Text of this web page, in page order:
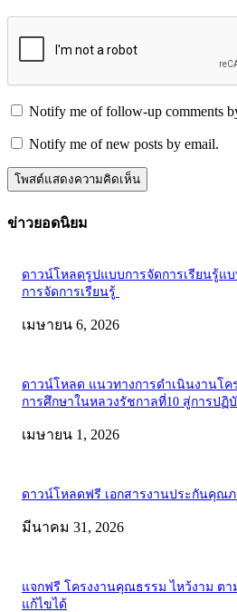
Notify me of follow-up comments
Notify me of new posts by email.
ข่าวยอดนิยม
ดาวน์โหลดรูปแบบการจัดการเรียนรู้แ
การจัดการเรียนรู้
เมษายน 6, 2026
ดาวน์โหลด แนวทางการดำเนินงานโ
การศึกษาในหลวงรัชกาลที่10 สู่การปฏิ
เมษายน 1, 2026
ดาวน์โหลดฟรี เอกสารงานประกันคุณ
มีนาคม 31, 2026
แจกฟรี โครงงานคุณธรรม ไหว้งาม ตา
แก้ไขได้